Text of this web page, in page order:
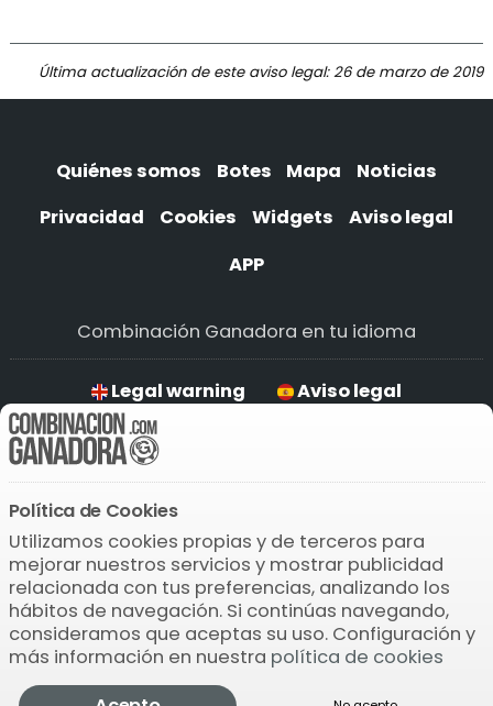
Última actualización de este aviso legal: 26 de marzo de 2019
Quiénes somos Botes Mapa
Noticias
Privacidad
Cookies Widgets
Aviso legal
APP
Combinación Ganadora en tu idioma
Legal warning Aviso legal
Aviso legal
Descarga la APP
Política de Cookies
Utilizamos cookies propias y de terceros para
mejorar nuestros servicios y mostrar publicidad
relacionada con tus preferencias, analizando los
hábitos de navegación. Si continúas navegando,
consideramos que aceptas su uso. Configuración y
más información en nuestra política de cookies